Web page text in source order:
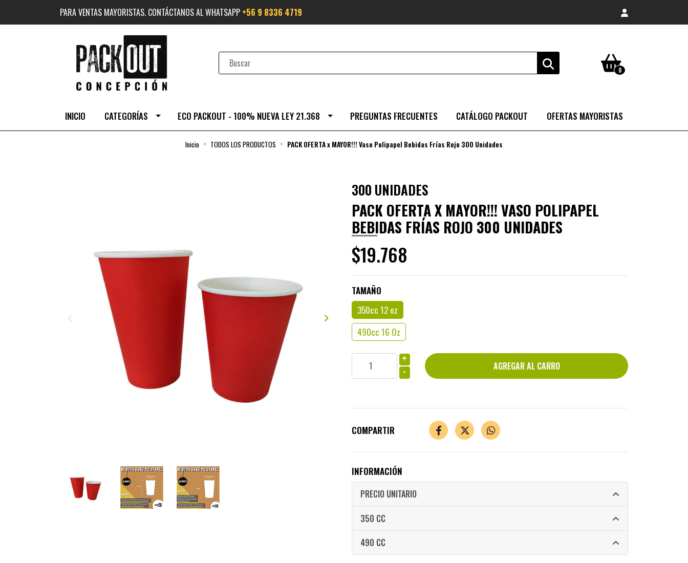
PARA VENTAS MAYORISTAS. CONTÁCTANOS AL WHATSAPP +56 9 8336 4719
0
INICIO CATEGORÍAS ECO PACKOUT - 100% NUEVA LEY 21.368 PREGUNTAS FRECUENTES CATÁLOGO PACKOUT OFERTAS MAYORISTAS
Inicio TODOS LOS PRODUCTOS PACK OFERTA x MAYOR!!! Vaso Polipapel Bebidas Frías Rojo 300 Unidades
300 UNIDADES
PACK OFERTA X MAYOR!!! VASO POLIPAPEL
BEBIDAS FRÍAS ROJO 300 UNIDADES
$19.768
TAMAÑO
350cc 12 oz
490cc 16 Oz
+
-
COMPARTIR
INFORMACIÓN
PRECIO UNITARIO
350 CC
490 CC